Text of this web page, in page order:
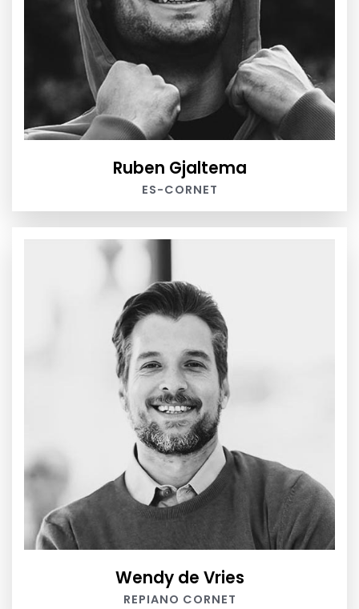
Ruben Gjaltema
ES-CORNET
Wendy de Vries
REPIANO CORNET